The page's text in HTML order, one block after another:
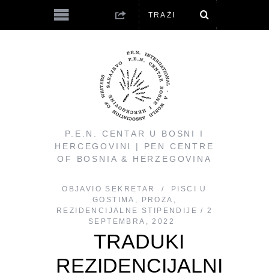
P.E.N. CENTAR U BOSNI I
HERCEGOVINI | PEN CENTRE
OF BOSNIA & HERZEGOVINA
OBJAVIO SEKRETAR
PISCI U
GOSTIMA , PROZA ,
REZIDENCIJALNE STIPENDIJE
2
SEPTEMBRA, 2022
TRADUKI
REZIDENCIJALNI